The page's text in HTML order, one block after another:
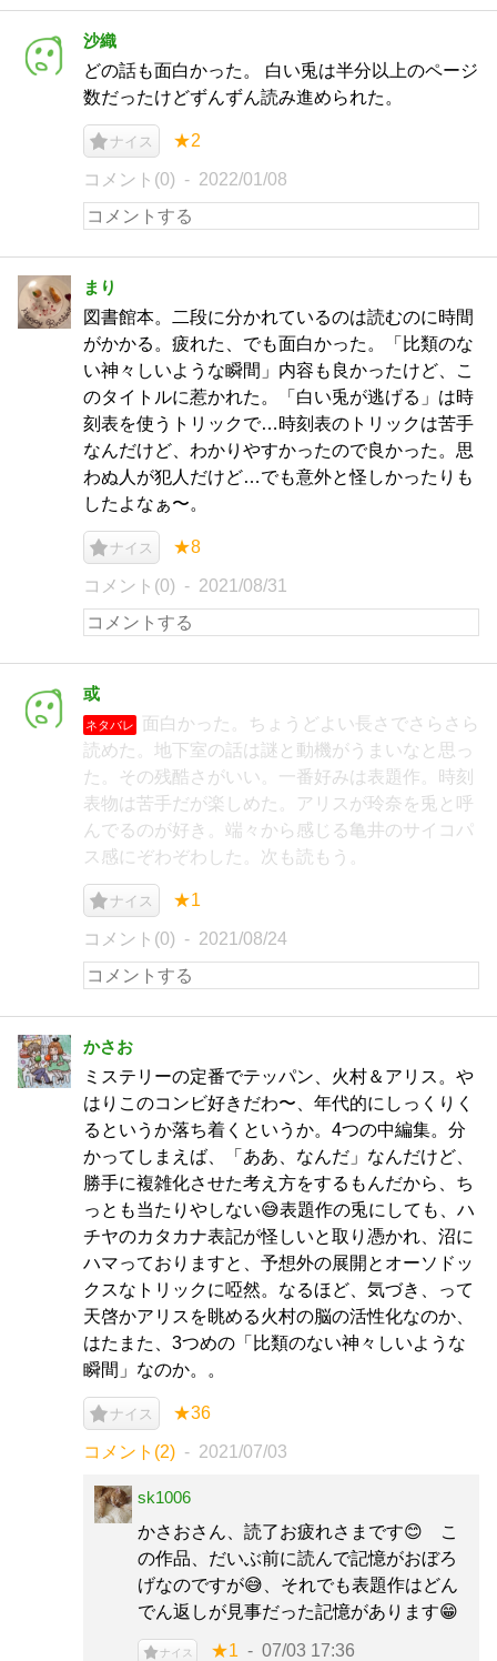
沙織
どの話も面白かった。 白い兎は半分以上のページ
数だったけどずんずん読み進められた。
ナイス ★2
コメント(0) 2022/01/08
まり
図書館本。二段に分かれているのは読むのに時間
がかかる。疲れた、でも面白かった。「比類のな
い神々しいような瞬間」内容も良かったけど、こ
のタイトルに惹かれた。「白い兎が逃げる」は時
刻表を使うトリックで…時刻表のトリックは苦手
なんだけど、わかりやすかったので良かった。思
わぬ人が犯人だけど…でも意外と怪しかったりも
したよなぁ〜。
ナイス ★8
コメント(0) 2021/08/31
或
ネタバレ
面白かった。ちょうどよい長さでさらさら
読めた。地下室の話は謎と動機がうまいなと思っ
た。その残酷さがいい。一番好みは表題作。時刻
表物は苦手だが楽しめた。アリスが玲奈を兎と呼
んでるのが好き。端々から感じる亀井のサイコパ
ス感にぞわぞわした。次も読もう。
ナイス ★1
コメント(0) 2021/08/24
かさお
ミステリーの定番でテッパン、火村＆アリス。や
はりこのコンビ好きだわ〜、年代的にしっくりく
るというか落ち着くというか。4つの中編集。分
かってしまえば、「ああ、なんだ」なんだけど、
勝手に複雑化させた考え方をするもんだから、ち
っとも当たりやしない😅表題作の兎にしても、ハ
チヤのカタカナ表記が怪しいと取り憑かれ、沼に
ハマっておりますと、予想外の展開とオーソドッ
クスなトリックに啞然。なるほど、気づき、って
天啓かアリスを眺める火村の脳の活性化なのか、
はたまた、3つめの「比類のない神々しいような
瞬間」なのか。。
ナイス ★36
コメント(2) 2021/07/03
sk1006
かさおさん、読了お疲れさまです😊 こ
の作品、だいぶ前に読んで記憶がおぼろ
げなのですが😅、それでも表題作はどん
でん返しが見事だった記憶があります😁
ナイス ★1 07/03 17:36